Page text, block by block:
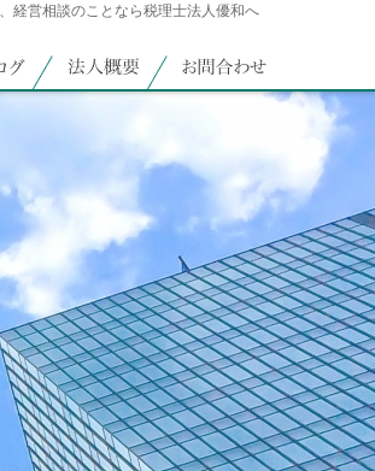
経営相談のことなら税理士法人優和へ